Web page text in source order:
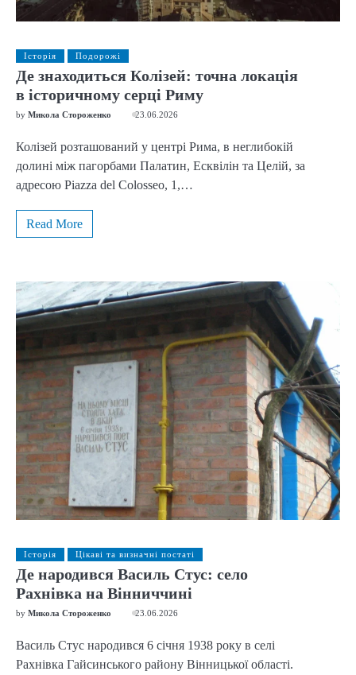
Історія Подорожі
Де знаходиться Колізей: точна локація
в історичному серці Риму
by Микола Стороженко 23.06.2026
Колізей розташований у центрі Рима, в неглибокій
долині між пагорбами Палатин, Есквілін та Целій, за
адресою Piazza del Colosseo, 1,…
Read More
Історія Цікаві та визначні постаті
Де народився Василь Стус: село
Рахнівка на Вінниччині
by Микола Стороженко 23.06.2026
Василь Стус народився 6 січня 1938 року в селі
Рахнівка Гайсинського району Вінницької області.